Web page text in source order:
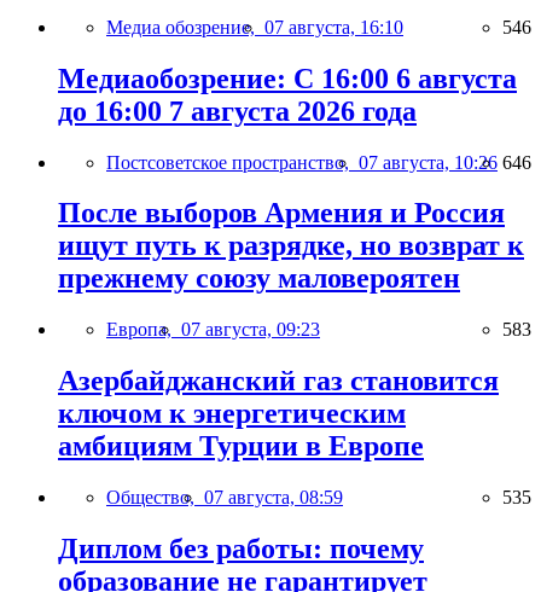
Медиа обозрение, 07 августа, 16:10 546
Медиаобозрение: С 16:00 6 августа
до 16:00 7 августа 2026 года
Постсоветское пространство, 07 августа, 10:26 646
После выборов Армения и Россия
ищут путь к разрядке, но возврат к
прежнему союзу маловероятен
Европа, 07 августа, 09:23 583
Азербайджанский газ становится
ключом к энергетическим
амбициям Турции в Европе
Общество, 07 августа, 08:59 535
Диплом без работы: почему
образование не гарантирует